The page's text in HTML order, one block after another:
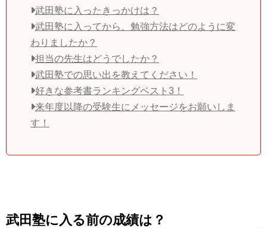
武田塾に入ったきっかけは？
武田塾に入ってから、勉強方法はどのように変
わりましたか？
担当の先生はどうでしたか？
武田塾での思い出を教えてください！
好きな参考書ランキングベスト3！
来年度以降の受験生にメッセージをお願いしま
す！
武田塾に入る前の成績は？